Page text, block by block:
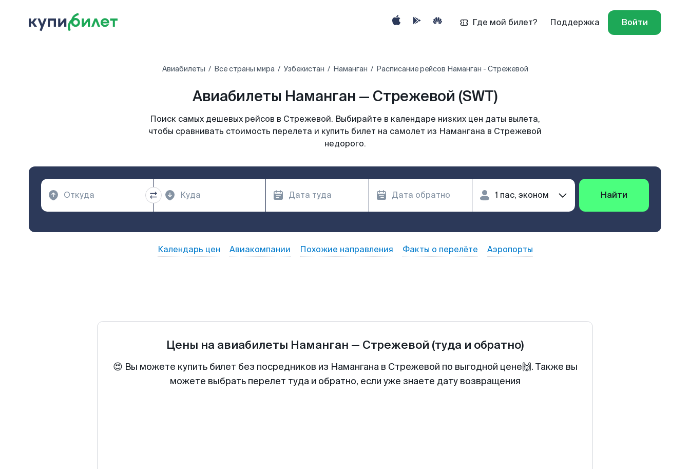
Где мой билет? Поддержка Войти
Авиабилеты Все страны мира Узбекистан Наманган Расписание рейсов Наманган - Стрежевой
Авиабилеты Наманган — Стрежевой (SWT)
Поиск самых дешевых рейсов в Стрежевой. Выбирайте в календаре низких цен даты вылета,
чтобы сравнивать стоимость перелета и купить билет на самолет из Намангана в Стрежевой
недорого.
Найти
Календарь цен Авиакомпании Похожие направления Факты о перелёте Аэропорты
Цены на авиабилеты Наманган — Стрежевой (туда и обратно)
😍 Вы можете купить билет без посредников из Намангана в Стрежевой по выгодной цене🙌. Также вы
можете выбрать перелет туда и обратно, если уже знаете дату возвращения